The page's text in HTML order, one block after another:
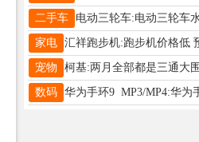
二手车
家电
宠物
数码